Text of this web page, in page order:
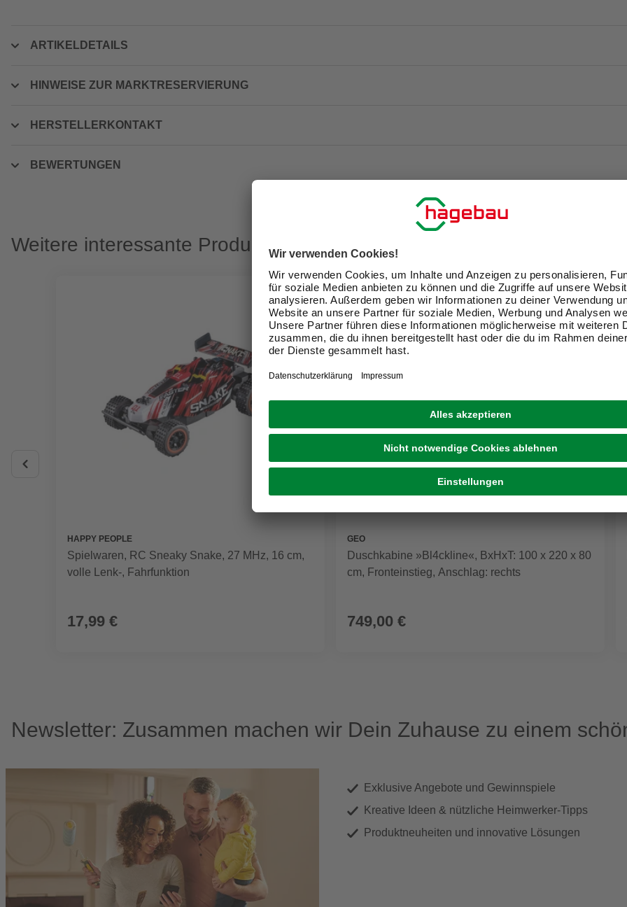
ARTIKELDETAILS
HINWEISE ZUR MARKTRESERVIERUNG
HERSTELLERKONTAKT
BEWERTUNGEN
Weitere interessante Produkte
HAPPY PEOPLE
Spielwaren, RC Sneaky Snake, 27 MHz, 16 cm,
volle Lenk-, Fahrfunktion
17,99 €
GEO
Duschkabine »Bl4ckline«, BxHxT: 100 x 220 x 80
cm, Fronteinstieg, Anschlag: rechts
749,00 €
Newsletter: Zusammen machen wir Dein Zuhause zu einem
Exklusive Angebote und Gewinnspiele
Kreative Ideen & nützliche Heimwerker-Tipps
Produktneuheiten und innovative Lösungen